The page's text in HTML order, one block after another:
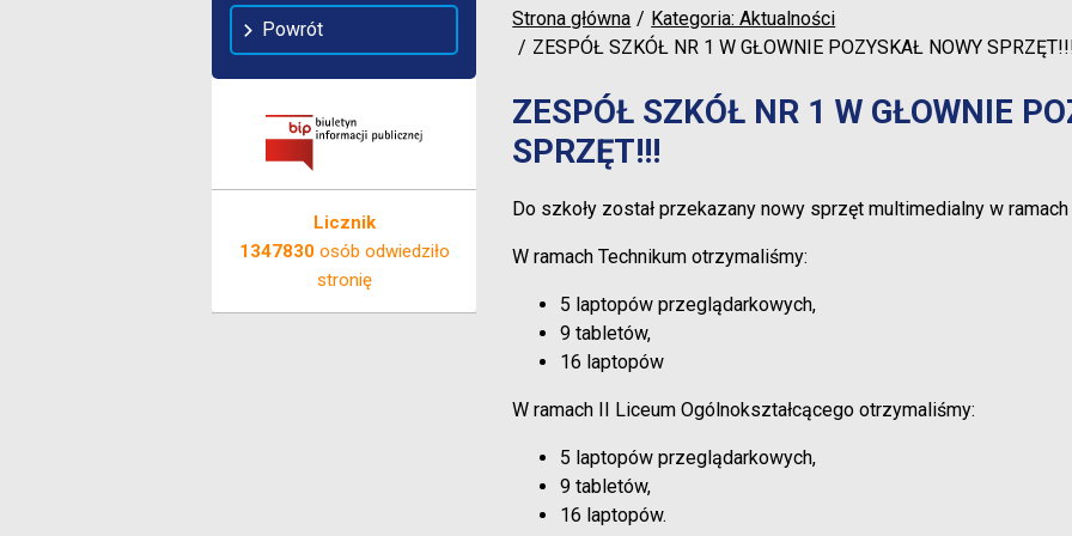
Strona główna
Kategoria: Aktualności
ZESPÓŁ SZKÓŁ NR 1 W GŁOWNIE POZYSKAŁ NOWY
ZESPÓŁ SZKÓŁ NR 1 W GŁOWNIE
SPRZĘT!!!
Do szkoły został przekazany nowy sprzęt multimedialny w
W ramach Technikum otrzymaliśmy:
5 laptopów przeglądarkowych,
9 tabletów,
16 laptopów
W ramach II Liceum Ogólnokształcącego otrzymaliśmy:
5 laptopów przeglądarkowych,
9 tabletów,
16 laptopów.
Powrót
Licznik
1347830osób odwiedziło
stronię